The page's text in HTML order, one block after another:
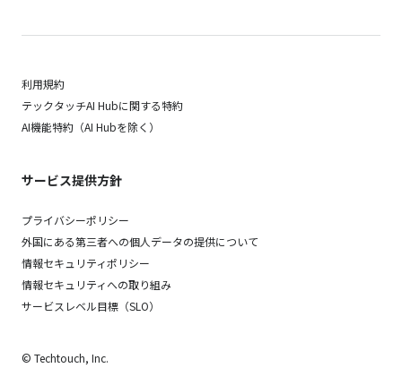
利用規約
テックタッチAI Hubに関する特約
AI機能特約（AI Hubを除く）
サービス提供方針
プライバシーポリシー
外国にある第三者への個人データの提供について
情報セキュリティポリシー
情報セキュリティへの取り組み
サービスレベル目標（SLO）
© Techtouch, Inc.